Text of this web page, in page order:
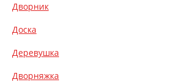
Дворник
Доска
Деревушка
Дворняжка